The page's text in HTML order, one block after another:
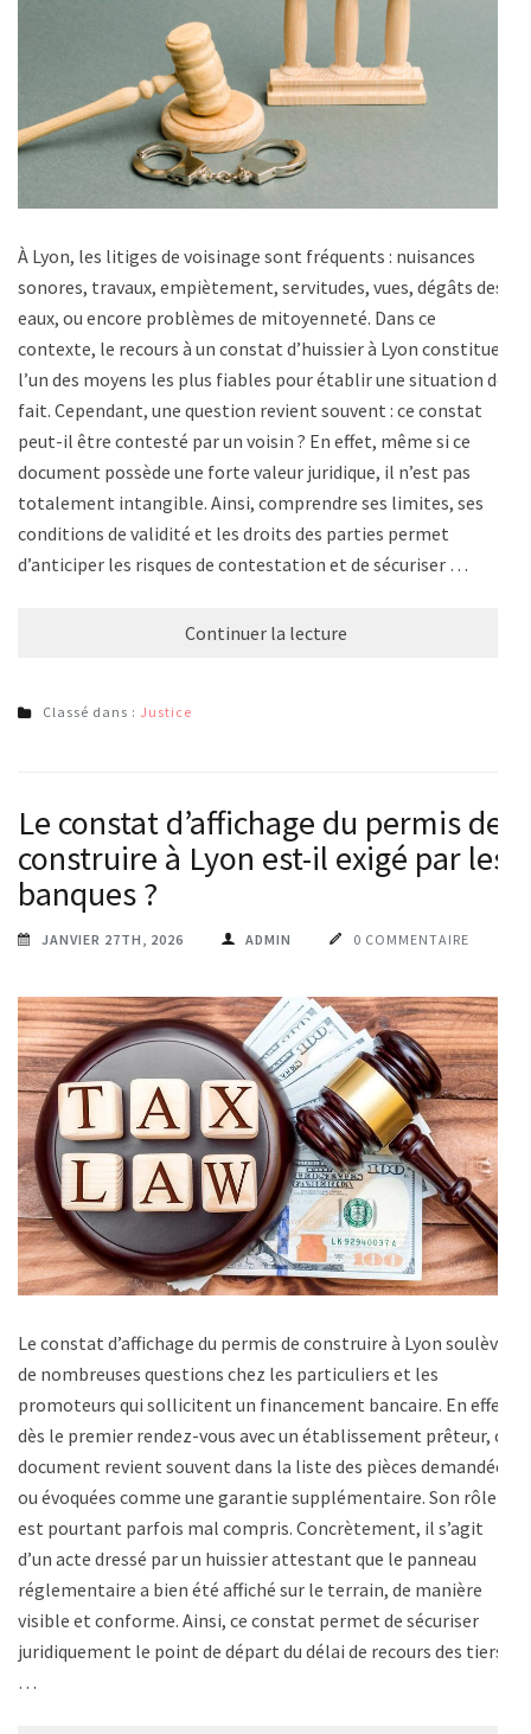
À Lyon, les litiges de voisinage sont fréquents : nuisances
sonores, travaux, empiètement, servitudes, vues, dégâts des
eaux, ou encore problèmes de mitoyenneté. Dans ce
contexte, le recours à un constat d’huissier à Lyon constitue
l’un des moyens les plus fiables pour établir une situation de
fait. Cependant, une question revient souvent : ce constat
peut-il être contesté par un voisin ? En effet, même si ce
document possède une forte valeur juridique, il n’est pas
totalement intangible. Ainsi, comprendre ses limites, ses
conditions de validité et les droits des parties permet
d’anticiper les risques de contestation et de sécuriser …
Continuer la lecture
Classé dans : Justice
Le constat d’affichage du permis de
construire à Lyon est-il exigé par les
banques ?
JANVIER 27TH, 2026 ADMIN 0 COMMENTAIRE
Le constat d’affichage du permis de construire à Lyon soulève
de nombreuses questions chez les particuliers et les
promoteurs qui sollicitent un financement bancaire. En effet,
dès le premier rendez-vous avec un établissement prêteur, ce
document revient souvent dans la liste des pièces demandées
ou évoquées comme une garantie supplémentaire. Son rôle
est pourtant parfois mal compris. Concrètement, il s’agit
d’un acte dressé par un huissier attestant que le panneau
réglementaire a bien été affiché sur le terrain, de manière
visible et conforme. Ainsi, ce constat permet de sécuriser
juridiquement le point de départ du délai de recours des tiers.
…